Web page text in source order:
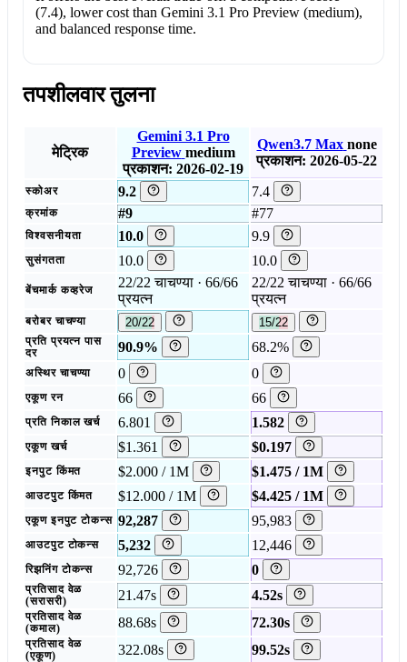
(7.4), lower cost than Gemini 3.1 Pro Preview (medium),
and balanced response time.
तपशीलवार तुलना
मेट्रिक
Gemini 3.1 Pro
Preview medium
प्रकाशन: 2026-02-19
Qwen3.7 Max none
प्रकाशन: 2026-05-22
स्कोअर 9.2 7.4
क्रमांक #9 #77
विश्वसनीयता 10.0 9.9
सुसंगतता 10.0 10.0
बेंचमार्क कव्हरेज
22/22 चाचण्या · 66/66
प्रयत्न
22/22 चाचण्या · 66/66
प्रयत्न
बरोबर चाचण्या 20/22 15/22
प्रति प्रयत्न पास
दर
90.9% 68.2%
अस्थिर चाचण्या 0 0
एकूण रन 66 66
प्रति निकाल खर्च 6.801 1.582
एकूण खर्च $1.361 $0.197
इनपुट किंमत $2.000 / 1M $1.475 / 1M
आउटपुट किंमत $12.000 / 1M $4.425 / 1M
एकूण इनपुट टोकन्स 92,287 95,983
आउटपुट टोकन्स 5,232 12,446
रिझनिंग टोकन्स 92,726 0
प्रतिसाद वेळ
(सरासरी)
21.47s 4.52s
प्रतिसाद वेळ
(कमाल)
88.68s 72.30s
प्रतिसाद वेळ
(एकूण)
322.08s 99.52s